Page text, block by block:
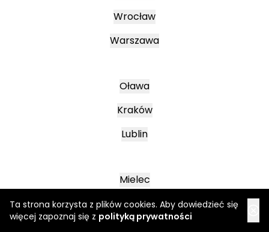
Ta strona korzysta z plików cookies. Aby dowiedzieć się
więcej zapoznaj się z polityką prywatności
Wrocław
Warszawa
Oława
Kraków
Lublin
Mielec
Leszno